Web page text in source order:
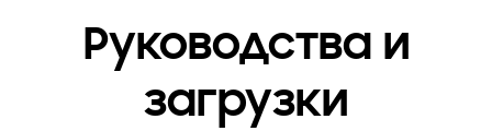
Руководства и
загрузки